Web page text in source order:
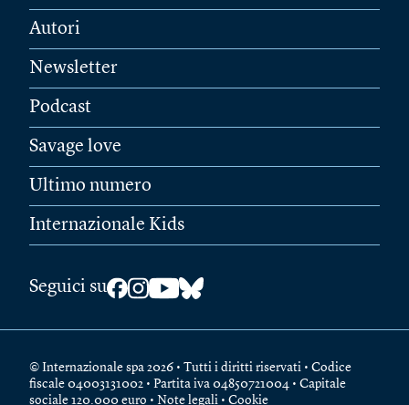
Autori
Newsletter
Podcast
Savage love
Ultimo numero
Internazionale Kids
Seguici su
© Internazionale spa 2026 • Tutti i diritti riservati • Codice
fiscale 04003131002 • Partita iva 04850721004 • Capitale
sociale 120.000 euro • Note legali • Cookie